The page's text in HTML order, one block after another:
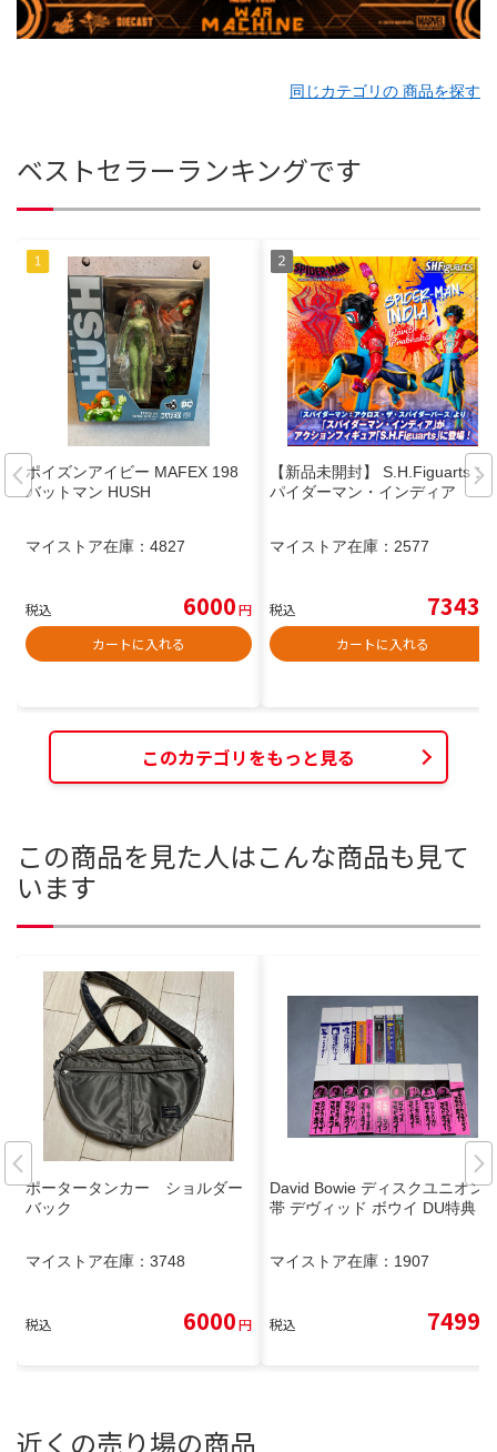
同じカテゴリの 商品を探す
ベストセラーランキングです
ポイズンアイビー MAFEX 198
バットマン HUSH
マイストア在庫： 4827
税込 6000円
カートに入れる
【新品未開封】 S.H.Figuarts ス
パイダーマン・インディア
マイストア在庫： 2577
税込 7343
カートに入れる
このカテゴリをもっと見る
この商品を見た人はこんな商品も見て
います
ポータータンカー ショルダー
バック
マイストア在庫： 3748
税込 6000円
David Bowie ディスクユニオン
帯 デヴィッド ボウイ DU特典
マイストア在庫： 1907
税込 7499
近くの売り場の商品